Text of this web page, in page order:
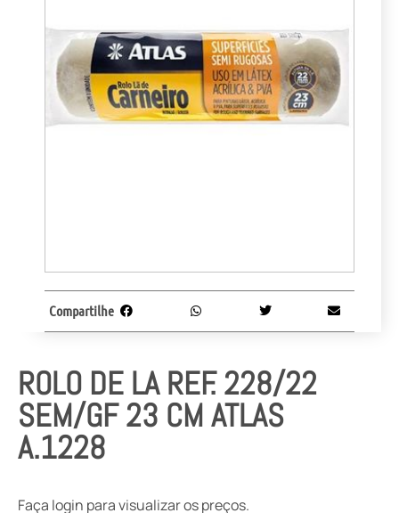
ROLO DE LA REF. 228/22
SEM/GF 23 CM ATLAS
A.1228
Faça login para visualizar os preços.
Compartilhe